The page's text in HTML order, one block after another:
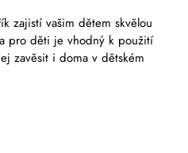
zajistí vašim dětem skvělou
pro děti je vhodný k použití
zavěsit i doma v dětském